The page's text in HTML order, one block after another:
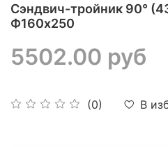
Сэндвич-тройник 90°
Ф160х250
(0) В
5502.00 руб